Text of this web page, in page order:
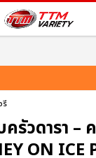
รี
รัวดารา –
ON ICE